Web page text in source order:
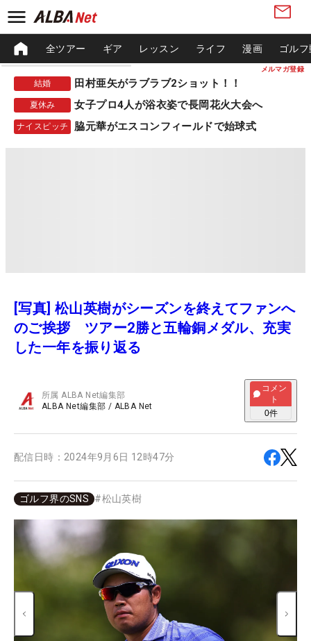
メルマガ登録
全ツアー ギア レッスン ライフ 漫画 ゴル
結婚 田村亜矢がラブラブ2ショット！！
夏休み 女子プロ4人が浴衣姿で長岡花火大会へ
ナイスピッチ 脇元華がエスコンフィールドで始球式
[写真] 松山英樹がシーズンを終えてファンへ
のご挨拶 ツアー2勝と五輪銅メダル、充実
した一年を振り返る
所属ALBA Net編集部
ALBA Net編集部 / ALBA Net
コメン
ト
0件
配信日時： 2024年9月6日 12時47分
ゴルフ界のSNS #松山英樹